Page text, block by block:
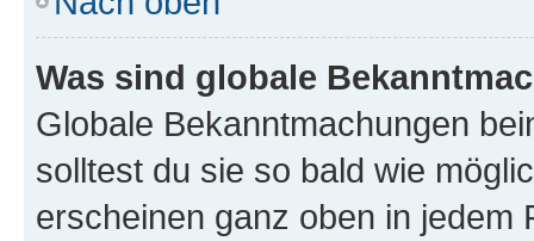
Was sind globale
Globale Bekanntmachungen
solltest du sie so bald wie
erscheinen ganz oben in jedem